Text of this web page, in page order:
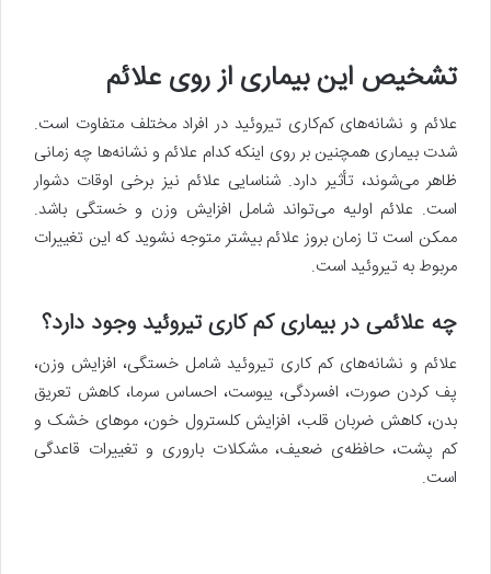
تشخیص این بیماری از روی علائم
علائم و نشانه‌های کم‌کاری تیروئید در افراد مختلف متفاوت است.
شدت بیماری همچنین بر روی اینکه کدام علائم و نشانه‌ها چه زمانی
ظاهر می‌شوند، تأثیر دارد. شناسایی علائم نیز برخی اوقات دشوار
است. علائم اولیه می‌تواند شامل افزایش وزن و خستگی باشد.
ممکن است تا زمان بروز علائم بیشتر متوجه نشوید که این تغییرات
مربوط به تیروئید است.
چه علائمی در بیماری کم کاری تیروئید وجود دارد؟
علائم و نشانه‌های کم کاری تیروئید شامل خستگی، افزایش وزن،
پف کردن صورت، افسردگی، یبوست، احساس سرما، کاهش تعریق
بدن، کاهش ضربان قلب، افزایش کلسترول خون، موهای خشک و
کم پشت، حافظه‌ی ضعیف، مشکلات باروری و تغییرات قاعدگی
است.